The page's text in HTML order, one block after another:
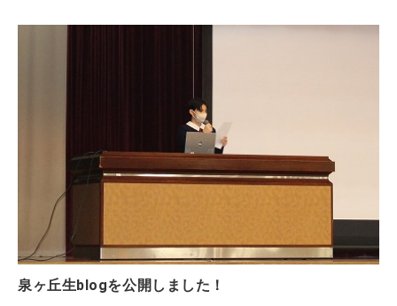
泉ヶ丘生blogを公開しました！